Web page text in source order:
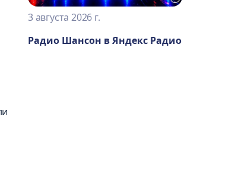
3 августа 2026 г.
Радио Шансон в Яндекс Радио